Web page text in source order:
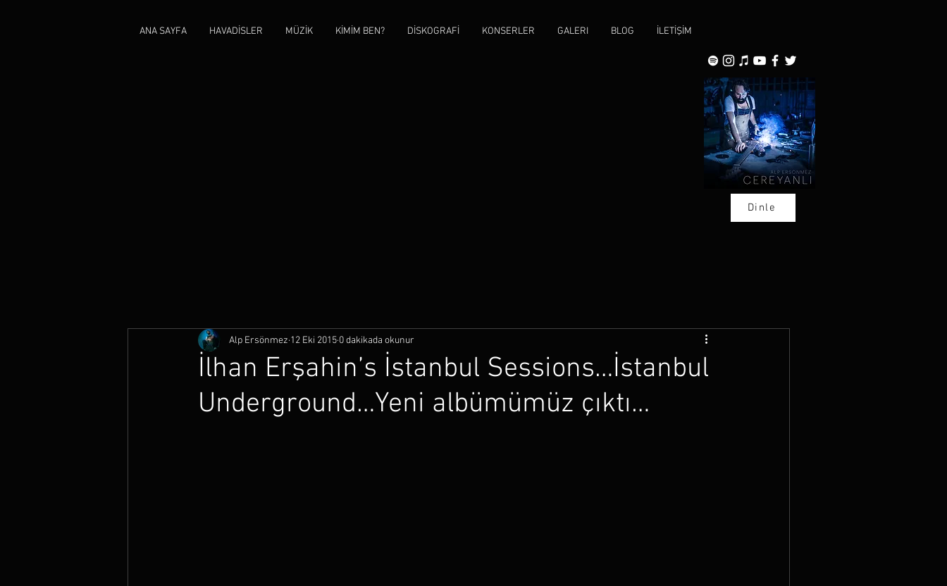
İlhan Erşahin’s İstanbul Sessions…İstanbul
Underground…Yeni albümümüz çıktı…
Alp Ersönmez 12 Eki 2015 0 dakikada okunur
ANA SAYFA HAVADİSLER MÜZİK KİMİM BEN? DİSKOGRAFİ KONSERLER GALERI BLOG İLETİŞİM
Dinle